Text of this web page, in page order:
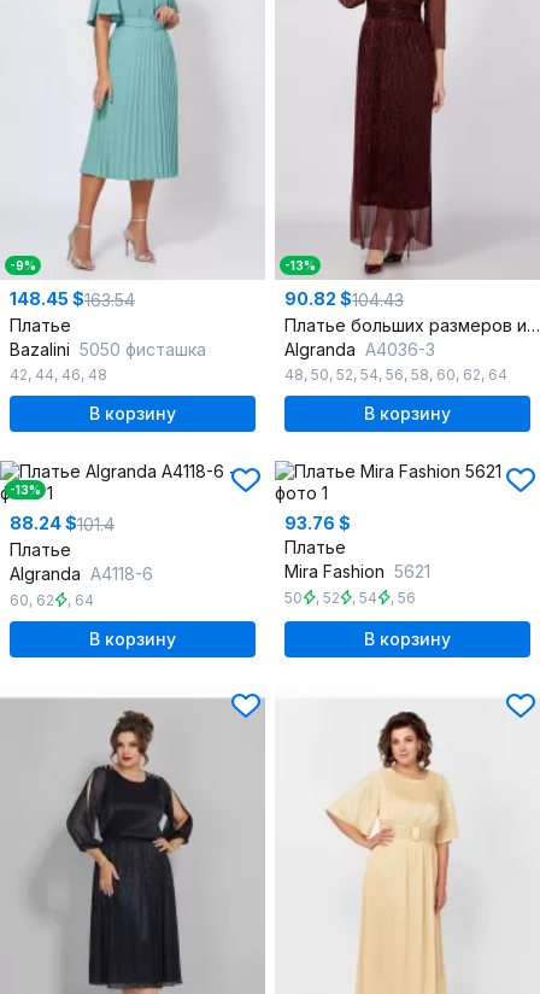
-9%
148.45 $163.54
Платье
Bazalini 5050 фисташка
42, 44, 46, 48
В корзину
-13%
90.82 $104.43
Платье больших размеров из плиссированной ткани
Algranda А4036-3
48, 50, 52, 54, 56, 58, 60, 62, 64
В корзину
-13%
88.24 $101.4
Платье
Algranda А4118-6
60, 62 , 64
В корзину
93.76 $
Платье
Mira Fashion 5621
50 , 52 , 54 , 56
В корзину